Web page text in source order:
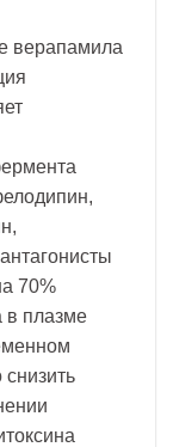
верапамила
70%
в плазме